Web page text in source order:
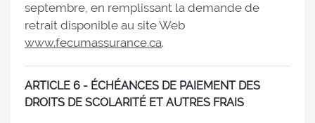
septembre, en remplissant la demande de
retrait disponible au site Web
www.fecumassurance.ca.
ARTICLE 6 - ÉCHÉANCES DE PAIEMENT DES
DROITS DE SCOLARITÉ ET AUTRES FRAIS